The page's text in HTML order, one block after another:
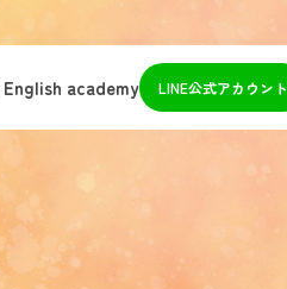
English academy LINE公式アカウント